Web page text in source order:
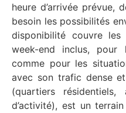
heure d’arrivée prévue,
besoin les possibilités
disponibilité couvre
week-end inclus, pour
comme pour les
avec son trafic dense
(quartiers résidentiels,
d’activité), est un